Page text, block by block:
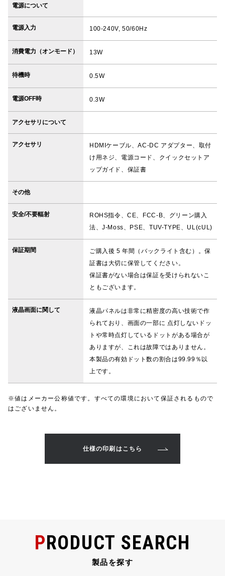
電源について
電源入力 100-240V, 50/60Hz
消費電力（オンモード） 13W
待機時 0.5W
電源OFF時 0.3W
アクセサリについて
アクセサリ
HDMIケーブル、AC-DC アダプター、取付
け用ネジ、電源コード、クイックセットア
ップガイド、保証書
その他
安全/不要輻射
ROHS指令、CE、FCC-B、グリーン購入
法、J-Moss、PSE、TUV-TYPE、UL(cUL)
保証期間
ご購入後 5 年間（バックライト含む）。保
証書は大切に保管してください。
保証書がない場合は保証を受けられないこ
ともございます。
液晶画面に関して
液晶パネルは非常に精密度の高い技術で作
られており、画面の一部に 点灯しないドッ
トや常時点灯しているドットがある場合が
ありますが、これは故障ではありません。
本製品の有効ドット数の割合は99.99％以
上です。
※値はメーカー公称値です。すべての環境において保証されるもので
はございません。
仕様の印刷はこちら
PRODUCT SEARCH
製品を探す